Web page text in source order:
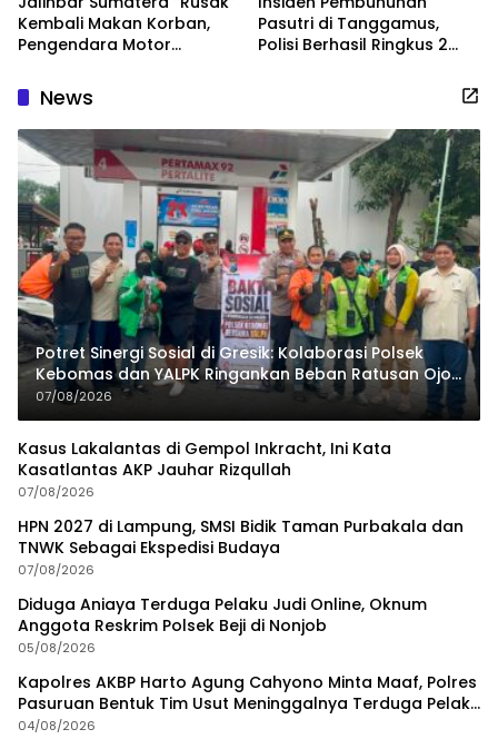
Kembali Makan Korban,
Pengendara Motor
Pasutri di Tanggamus,
Polisi Berhasil Ringkus 2
News
Potret Sinergi Sosial di Gresik: Kolaborasi Polsek
Kebomas dan YALPK Ringankan Beban Ratusan Ojol
dan Warga
07/08/2026
Kasus Lakalantas di Gempol Inkracht, Ini Kata
Kasatlantas AKP Jauhar Rizqullah
07/08/2026
HPN 2027 di Lampung, SMSI Bidik Taman Purbakala dan
TNWK Sebagai Ekspedisi Budaya
07/08/2026
Diduga Aniaya Terduga Pelaku Judi Online, Oknum
Anggota Reskrim Polsek Beji di Nonjob
05/08/2026
Kapolres AKBP Harto Agung Cahyono Minta Maaf, Polres
Pasuruan Bentuk Tim Usut Meninggalnya Terduga Pelaku
Judi Online
04/08/2026